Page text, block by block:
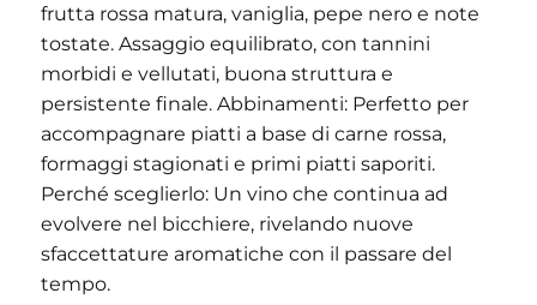
frutta rossa matura, vaniglia, pepe nero e note
tostate. Assaggio equilibrato, con tannini
morbidi e vellutati, buona struttura e
persistente finale. Abbinamenti: Perfetto per
accompagnare piatti a base di carne rossa,
formaggi stagionati e primi piatti saporiti.
Perché sceglierlo: Un vino che continua ad
evolvere nel bicchiere, rivelando nuove
sfaccettature aromatiche con il passare del
tempo.